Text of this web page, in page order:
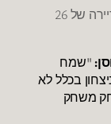
דאוסן קלע במשחק נגד בני הרצליה שיא קריירה של 26
"שמח
בכלל לא
משחק